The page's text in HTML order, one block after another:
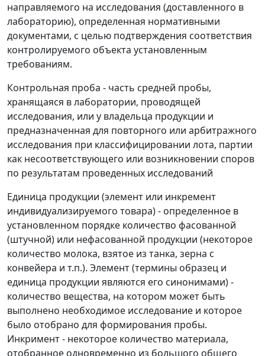
направляемого на исследования (доставленного в
лабораторию), определенная нормативными
документами, с целью подтверждения соответствия
контролируемого объекта установленным
требованиям.
Контрольная проба - часть средней пробы,
хранящаяся в лаборатории, проводящей
исследования, или у владельца продукции и
предназначенная для повторного или арбитражного
исследования при классифицировании лота, партии
как несоответствующего или возникновении споров
по результатам проведенных исследований
Единица продукции (элемент или инкремент
индивидуализируемого товара) - определенное в
установленном порядке количество фасованной
(штучной) или нефасованной продукции (некоторое
количество молока, взятое из танка, зерна с
конвейера и т.п.). Элемент (термины образец и
единица продукции являются его синонимами) -
количество вещества, на котором может быть
выполнено необходимое исследование и которое
было отобрано для формирования пробы.
Инкримент - некоторое количество материала,
отобранное одновременно из большого общего